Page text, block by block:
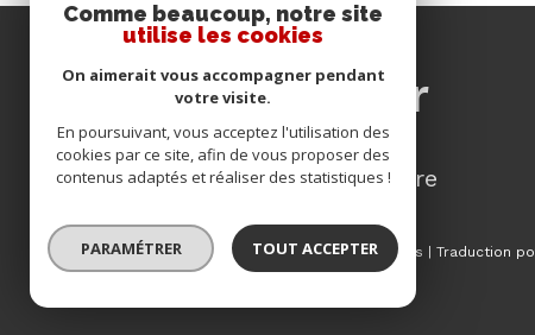
connecter
espace propriétaire
© 2026 | Tous droits réservés | Traduction
Comme beaucoup, notre site
utilise les cookies
On aimerait vous accompagner pendant
votre visite.
En poursuivant, vous acceptez l'utilisation des
cookies par ce site, afin de vous proposer des
contenus adaptés et réaliser des statistiques !
PARAMÉTRER TOUT ACCEPTER